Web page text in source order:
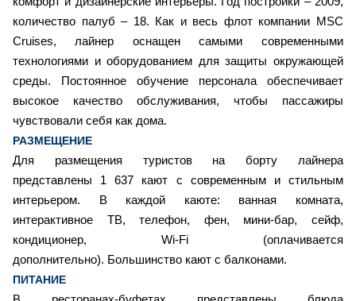
количество палуб – 18. Как и весь флот компании MSC
Cruises, лайнер оснащен самыми современными
технологиями и оборудованием для защиты окружающей
среды. Постоянное обучение персонала обеспечивает
высокое качество обслуживания, чтобы пассажиры
чувствовали себя как дома.
РАЗМЕЩЕНИЕ
Для размещения туристов на борту лайнера
представлены 1 637 кают с современным и стильным
интерьером. В каждой каюте: ванная комната,
интерактивное ТВ, телефон, фен, мини-бар, сейф,
кондиционер, Wi-Fi (оплачивается
дополнительно). Большинство кают с балконами.
ПИТАНИЕ